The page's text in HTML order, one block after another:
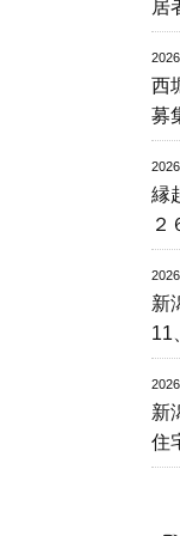
居
西
募
縁
２
新
11
新
住